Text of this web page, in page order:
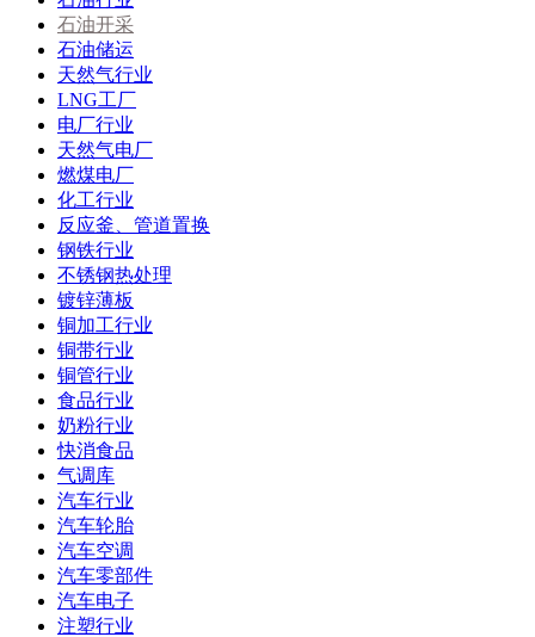
石油开采
石油储运
天然气行业
LNG工厂
电厂行业
天然气电厂
燃煤电厂
化工行业
反应釜、管道置换
钢铁行业
不锈钢热处理
镀锌薄板
铜加工行业
铜带行业
铜管行业
食品行业
奶粉行业
快消食品
气调库
汽车行业
汽车轮胎
汽车空调
汽车零部件
汽车电子
注塑行业